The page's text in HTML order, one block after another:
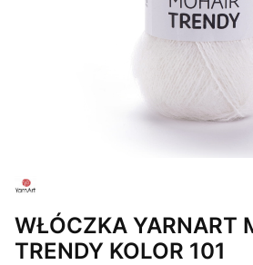
WŁÓCZKA YARNART
TRENDY KOLOR 101